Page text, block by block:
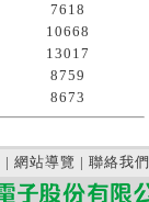
7618
10668
13017
8759
8673
| 網站導覽 | 聯絡我們